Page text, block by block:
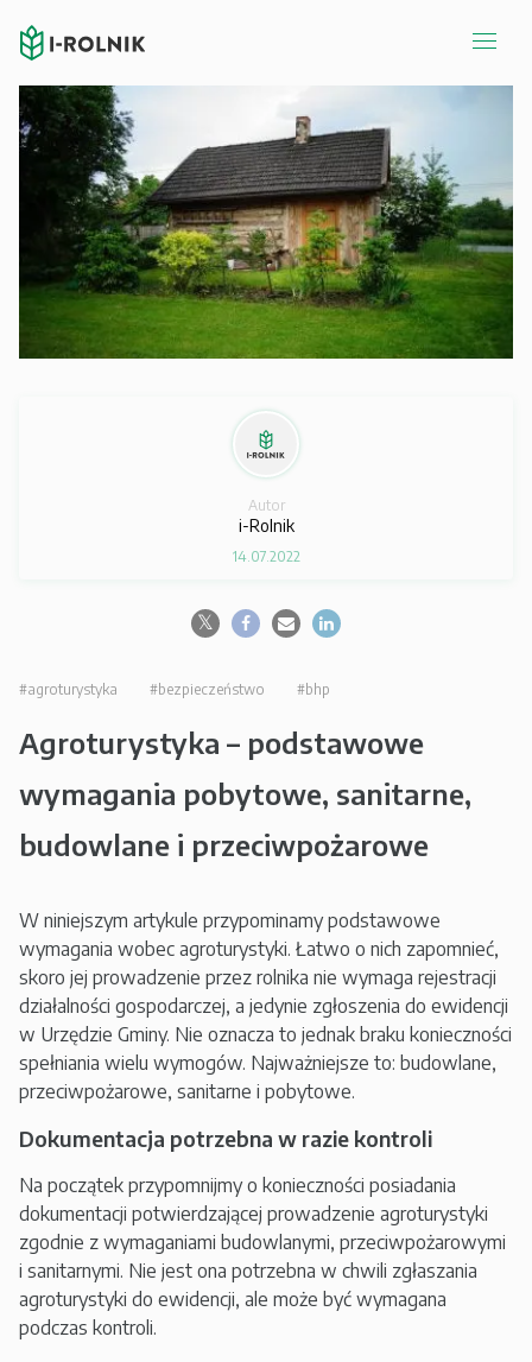
Autor
i-Rolnik
14.07.2022
#agroturystyka #bezpieczeństwo #bhp
Agroturystyka – podstawowe
wymagania pobytowe, sanitarne,
budowlane i przeciwpożarowe
W niniejszym artykule przypominamy podstawowe
wymagania wobec agroturystyki. Łatwo o nich zapomnieć,
skoro jej prowadzenie przez rolnika nie wymaga rejestracji
działalności gospodarczej, a jedynie zgłoszenia do ewidencji
w Urzędzie Gminy. Nie oznacza to jednak braku konieczności
spełniania wielu wymogów. Najważniejsze to: budowlane,
przeciwpożarowe, sanitarne i pobytowe.
Dokumentacja potrzebna w razie kontroli
Na początek przypomnijmy o konieczności posiadania
dokumentacji potwierdzającej prowadzenie agroturystyki
zgodnie z wymaganiami budowlanymi, przeciwpożarowymi
i sanitarnymi. Nie jest ona potrzebna w chwili zgłaszania
agroturystyki do ewidencji, ale może być wymagana
podczas kontroli.